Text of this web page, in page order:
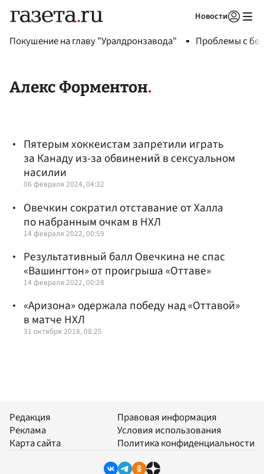
Новости
Покушение на главу "Уралдронзавода" Проблемы с
Алекс Форментон
Пятерым хоккеистам запретили играть
за Канаду из-за обвинений в сексуальном
насилии
06 февраля 2024, 04:32
Овечкин сократил отставание от Халла
по набранным очкам в НХЛ
14 февраля 2022, 00:59
Результативный балл Овечкина не спас
«Вашингтон» от проигрыша «Оттаве»
14 февраля 2022, 00:28
«Аризона» одержала победу над «Оттавой»
в матче НХЛ
31 октября 2018, 08:25
Редакция
Реклама
Карта сайта
Правовая информация
Условия использования
Политика конфиденциальности